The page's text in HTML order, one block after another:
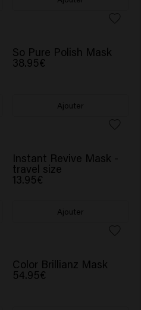
So Pure Polish Mask
38.95€
Ajouter
NOUVEAU
Instant Revive Mask -
travel size
13.95€
Ajouter
Color Brillianz Mask
54.95€